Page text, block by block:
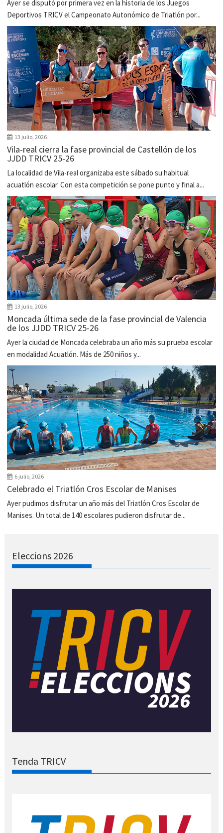
Ayer se disputó por primera vez en la historia de los Juegos
Deportivos TRICV el Campeonato Autonómico de Triatlón por...
13 julio, 2026
Vila-real cierra la fase provincial de Castellón de los
JJDD TRICV 25-26
La localidad de Vila-real organizaba este sábado su habitual
acuatlón escolar. Con esta competición se pone punto y final a...
13 julio, 2026
Moncada última sede de la fase provincial de Valencia
de los JJDD TRICV 25-26
Ayer la ciudad de Moncada celebraba un año más su prueba escolar
en modalidad Acuatlón. Más de 250 niños y...
6 julio, 2026
Celebrado el Triatlón Cros Escolar de Manises
Ayer pudimos disfrutar un año más del Triatlón Cros Escolar de
Manises. Un total de 140 escolares pudieron disfrutar de...
Eleccions 2026
Tenda TRICV